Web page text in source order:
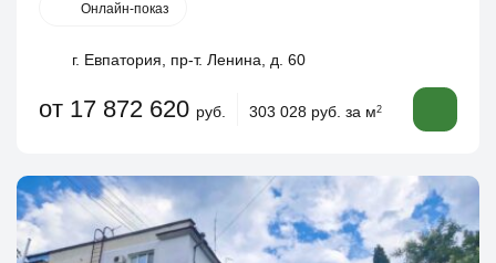
Онлайн-показ
г. Евпатория, пр-т. Ленина, д. 60
от 17 872 620 руб. 303 028 руб. за м2